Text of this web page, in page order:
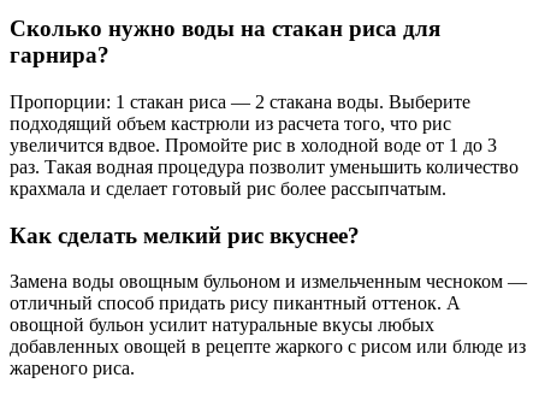
Советы
СОВЕТ №1
Перед приготовлением риса обязательно промойте его под
холодной водой. Это поможет удалить лишний крахмал,
который может сделать рис липким. Промывайте до тех пор,
пока вода не станет прозрачной.
СОВЕТ №2
Используйте соотношение воды и риса 1:1,5 для достижения
идеальной рассыпчатости. Например, на одну чашку риса
добавьте полторы чашки воды. Это поможет рису хорошо
провариться, не превращаясь в кашу.